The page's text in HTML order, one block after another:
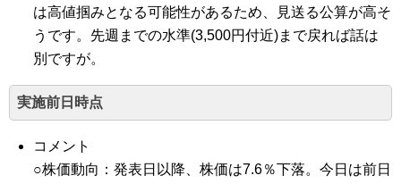
は高値掴みとなる可能性があるため、見送る公算が高そ
うです。先週までの水準(3,500円付近)まで戻れば話は
別ですが。
実施前日時点
コメント
○株価動向：発表日以降、株価は7.6％下落。今日は前日